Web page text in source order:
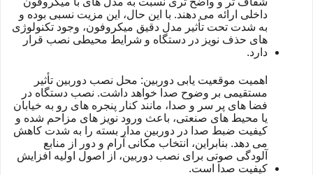
داخلی ارائه می دهند. با این حال، این مزیت نسبی بوده و
به شدت تحت تأثیر مدل دقیق میکروفون، وجود تکنولوژی
های حذف نویز در دستگاه و شرایط محیطی نصب قرار
دارد.
اهمیت موقعیت یابی دوربین: محل نصب دوربین تأثیر
مستقیمی بر وضوح صدا خواهد داشت. نصب دستگاه در
فضا های پر سر و صدا، مانند کنار پنجره های رو به خیابان
یا محیط های صنعتی، باعث ورود نویز های مزاحم شده و
کیفیت ضبط صدا در دوربین مدار بسته را به شدت کاهش
می دهد. بنابراین، انتخاب مکانی آرام و دور از منابع
آلودگی صوتی برای نصب دوربین، از اصول اولیه افزایش
کیفیت صدا است.